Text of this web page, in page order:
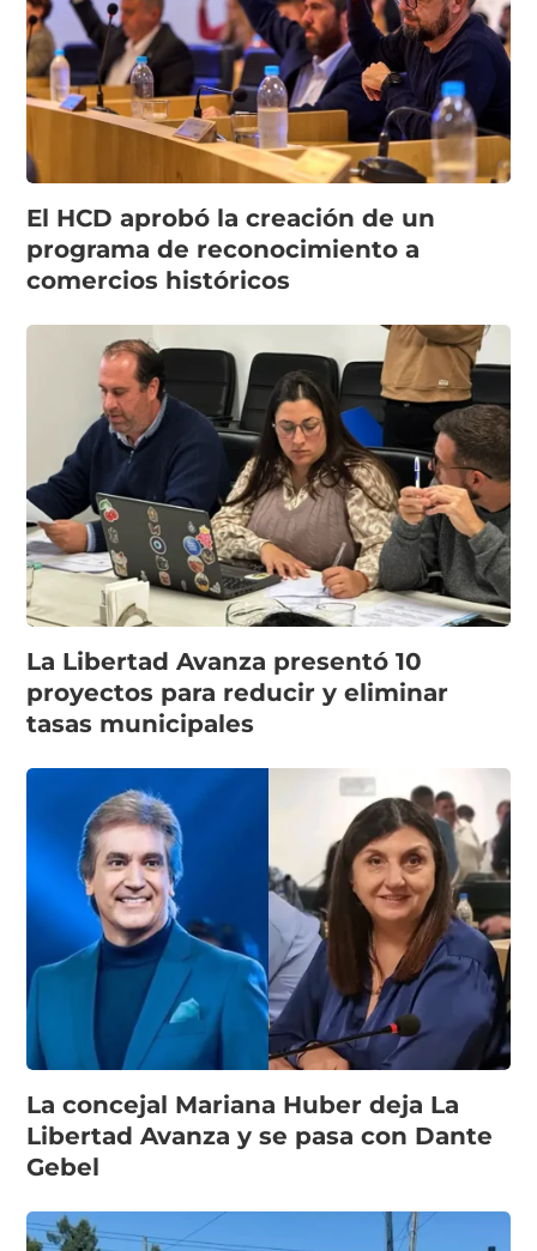
El HCD aprobó la creación de un
programa de reconocimiento a
comercios históricos
La Libertad Avanza presentó 10
proyectos para reducir y eliminar
tasas municipales
La concejal Mariana Huber deja La
Libertad Avanza y se pasa con Dante
Gebel